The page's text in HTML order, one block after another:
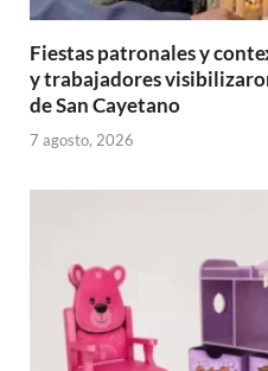
Fiestas patronales y
y trabajadores
de San Cayetano
7 agosto, 2026